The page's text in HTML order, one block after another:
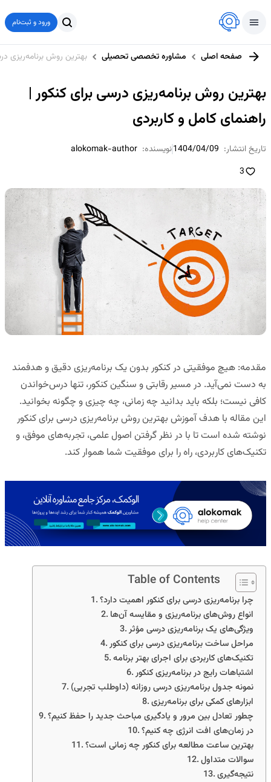
ورود و ثبت‌نام
صفحه اصلی مشاوره تخصصی تحصیلی بهترین روش برنامه‌ریزی
بهترین روش برنامه‌ریزی درسی برای کنکور |
راهنمای کامل و کاربردی
تاریخ انتشار: 1404/04/09نویسنده: alokomak-author
3
مقدمه: هیچ موفقیتی در کنکور بدون یک برنامه‌ریزی دقیق و هدفمند
به دست نمی‌آید. در مسیر رقابتی و سنگین کنکور، تنها درس‌خواندن
کافی نیست؛ بلکه باید بدانید چه زمانی، چه چیزی و چگونه بخوانید.
این مقاله با هدف آموزش بهترین روش برنامه‌ریزی درسی برای کنکور
نوشته شده است تا با در نظر گرفتن اصول علمی، تجربه‌های موفق، و
تکنیک‌های کاربردی، راه را برای موفقیت شما هموار کند.
Table of Contents
چرا برنامه‌ریزی درسی برای کنکور اهمیت دارد؟
انواع روش‌های برنامه‌ریزی و مقایسه آن‌ها
ویژگی‌های یک برنامه‌ریزی درسی مؤثر
مراحل ساخت برنامه‌ریزی درسی برای کنکور
تکنیک‌های کاربردی برای اجرای بهتر برنامه
اشتباهات رایج در برنامه‌ریزی کنکور
نمونه جدول برنامه‌ریزی درسی روزانه (داوطلب تجربی)
ابزارهای کمکی برای برنامه‌ریزی
چطور تعادل بین مرور و یادگیری مباحث جدید را حفظ کنیم؟
در زمان‌های افت انرژی چه کنیم؟
بهترین ساعت مطالعه برای کنکور چه زمانی است؟
سوالات متداول
نتیجه‌گیری